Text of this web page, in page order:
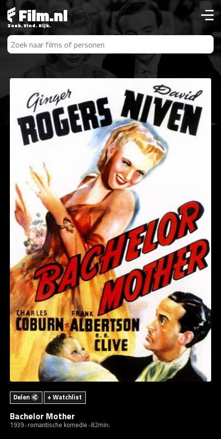
Film.nl
Zoek. Vind. Kijk.
Delen + Watchlist
Bachelor Mother
1939 romantische komedie 82min.